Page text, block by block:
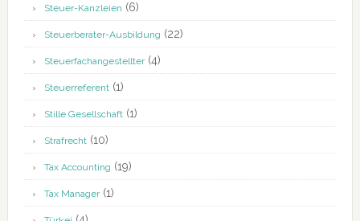
Steuer-Kanzleien (6)
Steuerberater-Ausbildung (22)
Steuerfachangestellter(4)
Steuerreferent(1)
Stille Gesellschaft(1)
Strafrecht(10)
Tax Accounting (19)
Tax Manager(1)